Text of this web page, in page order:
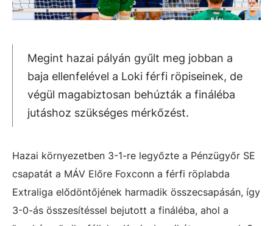
Megint hazai pályán gyűlt meg jobban a
baja ellenfelével a Loki férfi röpiseinek, de
végül magabiztosan behúzták a fináléba
jutáshoz szükséges mérkőzést.
Hazai környezetben 3-1-re legyőzte a Pénzügyőr SE
csapatát a MÁV Előre Foxconn a férfi röplabda
Extraliga elődöntőjének harmadik összecsapásán, így
3-0-ás összesítéssel bejutott a fináléba, ahol a